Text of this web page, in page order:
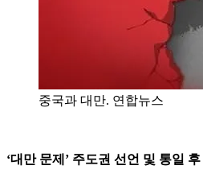
중국과 대만. 연합뉴스
‘대만 문제’ 주도권 선언 및 통일 후